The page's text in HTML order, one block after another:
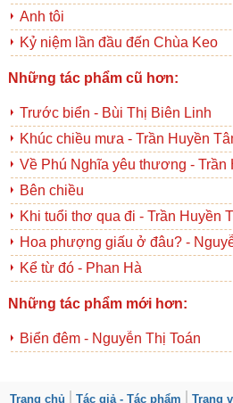
Anh tôi
Kỷ niệm lần đầu đến Chùa Keo
Những tác phẩm cũ hơn:
Trước biển - Bùi Thị Biên Linh
Khúc chiều mưa - Trần Huyền
Về Phú Nghĩa yêu thương - Trần
Bên chiều
Khi tuổi thơ qua đi - Trần Huyền
Hoa phượng giấu ở đâu? -
Kể từ đó - Phan Hà
Những tác phẩm mới hơn:
Biển đêm - Nguyễn Thị Toán
Trang chủ Tác giả - Tác phẩm Trang